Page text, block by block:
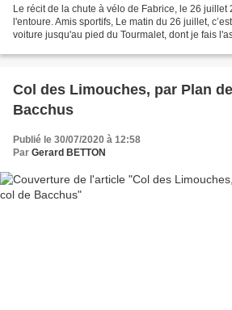
Le récit de la chute à vélo de Fabrice, le 26 juillet
l'entoure. Amis sportifs, Le matin du 26 juillet,
voiture jusqu'au pied du Tourmalet, dont je fais
Col des Limouches, par Plan
Bacchus
Publié le 30/07/2020 à 12:58
Par Gerard BETTON